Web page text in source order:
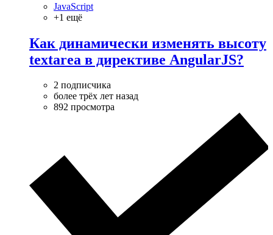
JavaScript
+1 ещё
Как динамически изменять высоту
textarea в директиве AngularJS?
2 подписчика
более трёх лет назад
892 просмотра